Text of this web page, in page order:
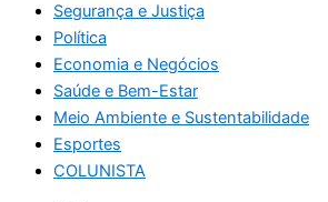
Segurança e Justiça
Política
Economia e Negócios
Saúde e Bem-Estar
Meio Ambiente e Sustentabilidade
Esportes
COLUNISTA